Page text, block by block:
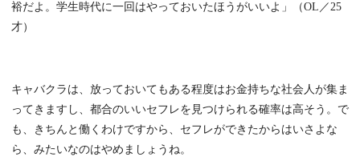
裕だよ。学生時代に一回はやっておいたほうがいいよ」（OL／25
才）
キャバクラは、放っておいてもある程度はお金持ちな社会人が集ま
ってきますし、都合のいいセフレを見つけられる確率は高そう。で
も、きちんと働くわけですから、セフレができたからはいさよな
ら、みたいなのはやめましょうね。